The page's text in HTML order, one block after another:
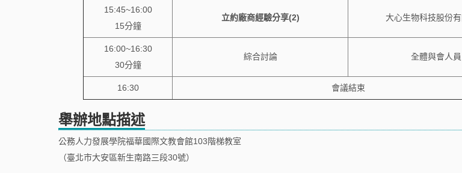
15:45~16:00
15分鐘
立約廠商經驗分享(2) 大心生物科技股份
16:00~16:30
30分鐘
綜合討論 全體與會人員
16:30 會議結束
舉辦地點描述
公務人力發展學院福華國際文教會館103階梯教室
（臺北市大安區新生南路三段30號）